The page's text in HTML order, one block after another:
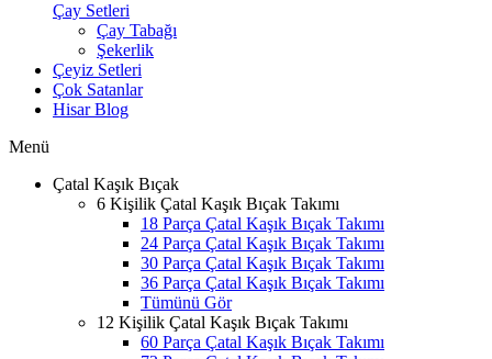
Çay Setleri
Çay Tabağı
Şekerlik
Çeyiz Setleri
Çok Satanlar
Hisar Blog
Menü
Çatal Kaşık Bıçak
6 Kişilik Çatal Kaşık Bıçak Takımı
18 Parça Çatal Kaşık Bıçak Takımı
24 Parça Çatal Kaşık Bıçak Takımı
30 Parça Çatal Kaşık Bıçak Takımı
36 Parça Çatal Kaşık Bıçak Takımı
Tümünü Gör
12 Kişilik Çatal Kaşık Bıçak Takımı
60 Parça Çatal Kaşık Bıçak Takımı